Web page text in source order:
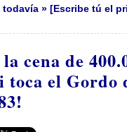
» [Escribe tú el
cena de
toca el Gordo